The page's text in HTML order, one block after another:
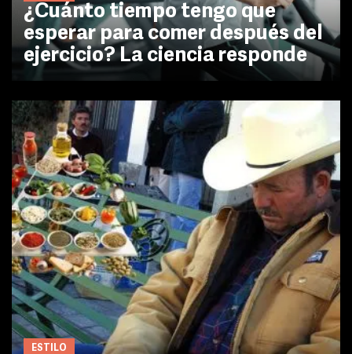
¿Cuánto tiempo tengo que
esperar para comer después del
ejercicio? La ciencia responde
ESTILO